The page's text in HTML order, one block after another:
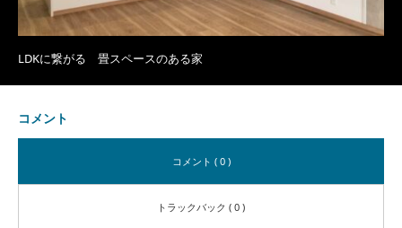
LDKに繋がる 畳スペースのある家
コメント
コメント ( 0 )
トラックバック ( 0 )